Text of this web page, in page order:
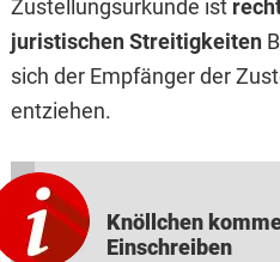
Zustellungsurkunde ist
juristischen Streitigkeiten
sich der Empfänger der
entziehen.
Knöllchen
Einschreiben